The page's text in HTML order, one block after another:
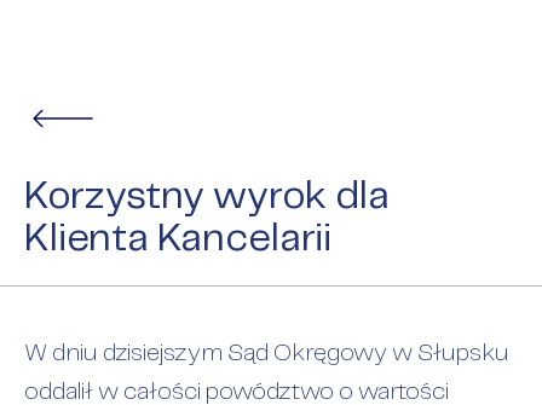
Korzystny wyrok dla
Klienta Kancelarii
W dniu dzisiejszym Sąd Okręgowy w Słupsku
oddalił w całości powództwo o wartości